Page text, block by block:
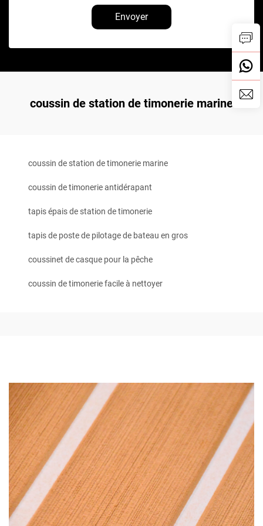
Envoyer
coussin de station de timonerie marine
coussin de station de timonerie marine
coussin de timonerie antidérapant
tapis épais de station de timonerie
tapis de poste de pilotage de bateau en gros
coussinet de casque pour la pêche
coussin de timonerie facile à nettoyer